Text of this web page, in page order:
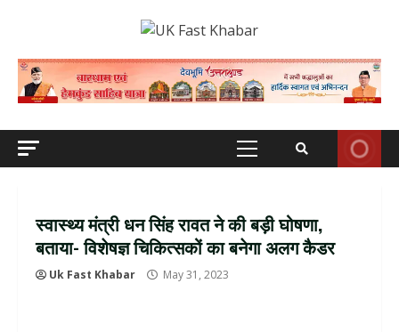
Primary
स्वास्थ्य मंत्री धन सिंह रावत ने की बड़ी घोषणा,
बताया- विशेषज्ञ चिकित्सकों का बनेगा अलग कैडर
Uk Fast Khabar May 31, 2023